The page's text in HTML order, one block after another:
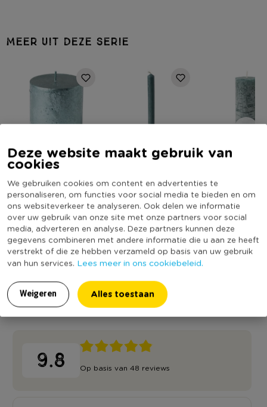
Deze website maakt gebruik van
cookies
We gebruiken cookies om content en advertenties te
personaliseren, om functies voor social media te bieden en om
ons websiteverkeer te analyseren. Ook delen we informatie
over uw gebruik van onze site met onze partners voor social
media, adverteren en analyse. Deze partners kunnen deze
gegevens combineren met andere informatie die u aan ze heeft
verstrekt of die ze hebben verzameld op basis van uw gebruik
van hun services. Lees meer in ons cookiebeleid.
Weigeren Alles toestaan
MEER UIT DEZE SERIE
Kaars rustiek
⌀5x15 cm
Niet online
2,29
Dinerkaars rustiek -
Niet online
0,99
Niet online
2,19
Reviews
9.8 Op basis van 48 reviews